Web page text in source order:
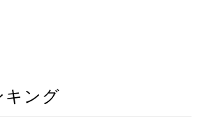
キング